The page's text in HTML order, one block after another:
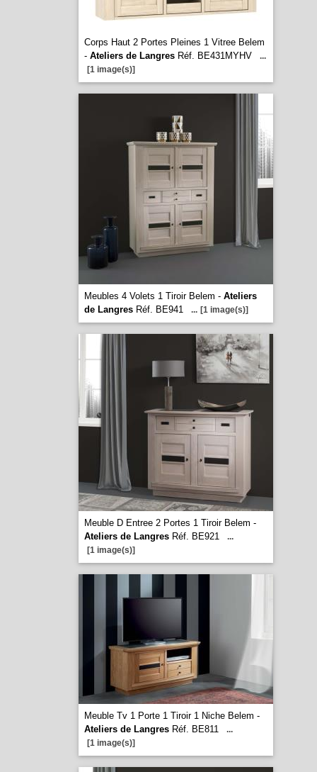
Corps Haut 2 Portes Pleines 1 Vitree Belem
- Ateliers de LangresRéf. BE431MYHV
...
[1 image(s)]
Meubles 4 Volets 1 Tiroir Belem - Ateliers
de LangresRéf. BE941 ... [1 image(s)]
Meuble D Entree 2 Portes 1 Tiroir Belem -
Ateliers de LangresRéf. BE921
...
[1 image(s)]
Meuble Tv 1 Porte 1 Tiroir 1 Niche Belem -
Ateliers de LangresRéf. BE811
...
[1 image(s)]